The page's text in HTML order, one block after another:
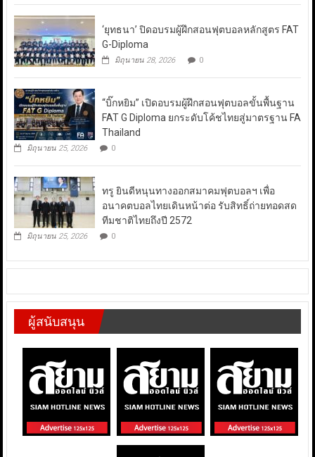
‘ยุทธนา’ ปิดอบรมผู้ฝึกสอนฟุตบอลหลักสูตร FAT
G-Diploma
มิถุนายน 28, 2026 0
“บิ๊กหยิม” เปิดอบรมผู้ฝึกสอนฟุตบอลขั้นพื้นฐาน
FAT G Diploma ยกระดับโค้ชไทยสู่มาตรฐาน FA
Thailand
มิถุนายน 25, 2026 0
ทรู ยินดีหนุนทางออกสมาคมฟุตบอลฯ เพื่อ
อนาคตบอลไทยเดินหน้าต่อ รับสิทธิ์ถ่ายทอดสด
ทีมชาติไทยถึงปี 2572
มิถุนายน 25, 2026 0
ผู้สนับสนุน